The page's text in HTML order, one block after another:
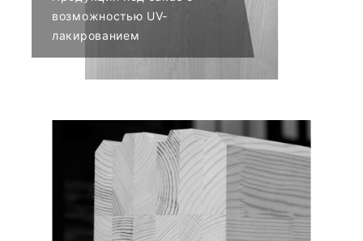
возможностью UV-
лакированием